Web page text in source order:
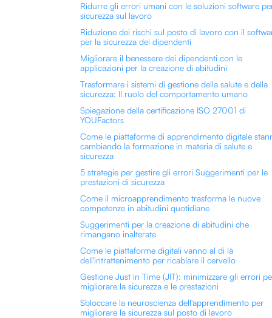
Ridurre gli errori umani con le soluzioni software
sicurezza sul lavoro
Riduzione dei rischi sul posto di lavoro con il
per la sicurezza dei dipendenti
Migliorare il benessere dei dipendenti con le
applicazioni per la creazione di abitudini
Trasformare i sistemi di gestione della salute e della
sicurezza: Il ruolo del comportamento umano
Spiegazione della certificazione ISO 27001 di
YOUFactors
Come le piattaforme di apprendimento digitale
cambiando la formazione in materia di salute e
sicurezza
5 strategie per gestire gli errori Suggerimenti per le
prestazioni di sicurezza
Come il microapprendimento trasforma le nuove
competenze in abitudini quotidiane
Suggerimenti per la creazione di abitudini che
rimangano inalterate
Come le piattaforme digitali vanno al di là
dell'intrattenimento per ricablare il cervello
Gestione Just in Time (JIT): minimizzare gli errori
migliorare la sicurezza e le prestazioni
Sbloccare la neuroscienza dell'apprendimento per
migliorare la sicurezza sul posto di lavoro